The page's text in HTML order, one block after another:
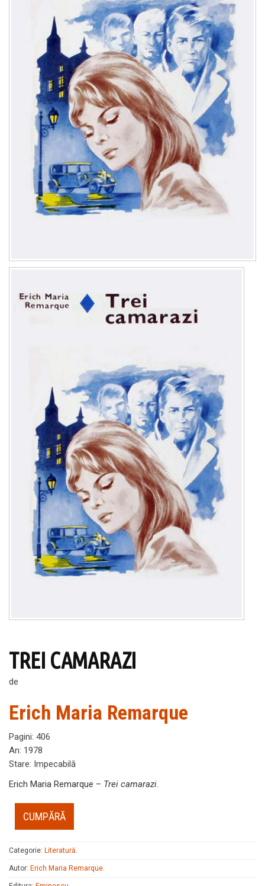
TREI CAMARAZI
de
Erich Maria Remarque
Pagini: 406
An: 1978
Stare: Impecabilă
Erich Maria Remarque – Trei camarazi.
CUMPĂRĂ
Categorie: Literatură.
Autor: Erich Maria Remarque.